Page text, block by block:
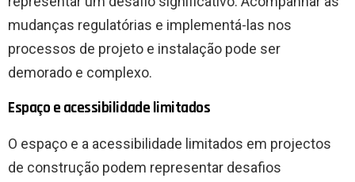
mudanças regulatórias e implementá-las nos
processos de projeto e instalação pode ser
demorado e complexo.
Espaço e acessibilidade limitados
O espaço e a acessibilidade limitados em projectos
de construção podem representar desafios